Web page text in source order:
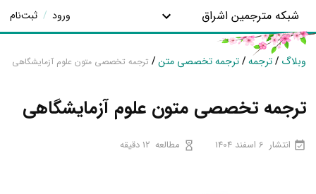
شبکه مترجمین اشراق ورود / ثبت‌نام
وبلاگ /ترجمه/ترجمه تخصصی متن/ ترجمه تخصصی متون علوم آزمایشگاهی
ترجمه تخصصی متون علوم آزمایشگاهی
انتشار 6 اسفند 1404 مطالعه 12 دقیقه